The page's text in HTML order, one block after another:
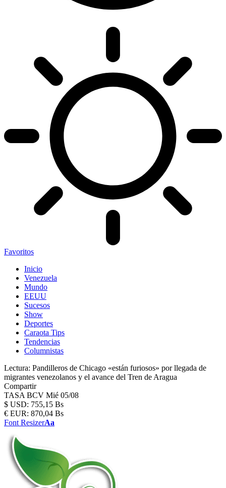
Favoritos
Inicio
Venezuela
Mundo
EEUU
Sucesos
Show
Deportes
Caraota Tips
Tendencias
Columnistas
Lectura: Pandilleros de Chicago «están furiosos» por llegada de
migrantes venezolanos y el avance del Tren de Aragua
Compartir
TASA BCV Mié 05/08
$ USD: 755,15 Bs
€ EUR: 870,04 Bs
Font ResizerAa